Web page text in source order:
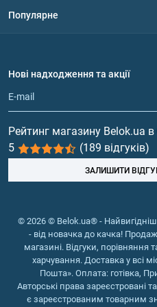
BELOK.UA – виключно
Броварах
педантичність
Замовитиспортивне харчування
зв'язавшись з нашими
0 800 33 97 12. Заявка
отримання товару буде
Доставка спортивного
можлива, але відбувається
поштового оператора.
Проте не дивлячись на всю
СпортХарч в Броварах можна і в
працюють під торговою
Політика конфіденційності
Обмін та повернення
Популярне
Протеїн
Гейнери
Вітаміни та мінерали
Риб'ячий жир, жирні кислоти
Нові надходження та акції
Рейтинг магазину Belok.ua
5
(189 відгуків)
ЗАЛИШИТИ
© 2026 © Belok.ua® -
- від новачка до качка! Продаж
магазині. Відгуки, порівняння
харчування. Доставка у всі
Пошта». Оплата: готівка,
Авторські права зареєстровані
є зареєстрованим товарним